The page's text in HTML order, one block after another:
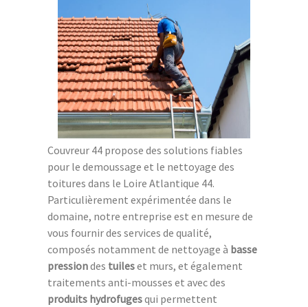
Couvreur 44 propose des solutions fiables
pour le demoussage et le nettoyage des
toitures dans le Loire Atlantique 44.
Particulièrement expérimentée dans le
domaine, notre entreprise est en mesure de
vous fournir des services de qualité,
composés notamment de nettoyage à basse
pressiondes tuileset murs, et également
traitements anti-mousses et avec des
produits hydrofugesqui permettent